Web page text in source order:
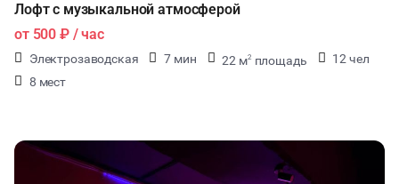
Лофт с музыкальной атмосферой
от 500 ₽/ час
Электрозаводская 7 мин 22 м2 площадь
12 чел
8 мест